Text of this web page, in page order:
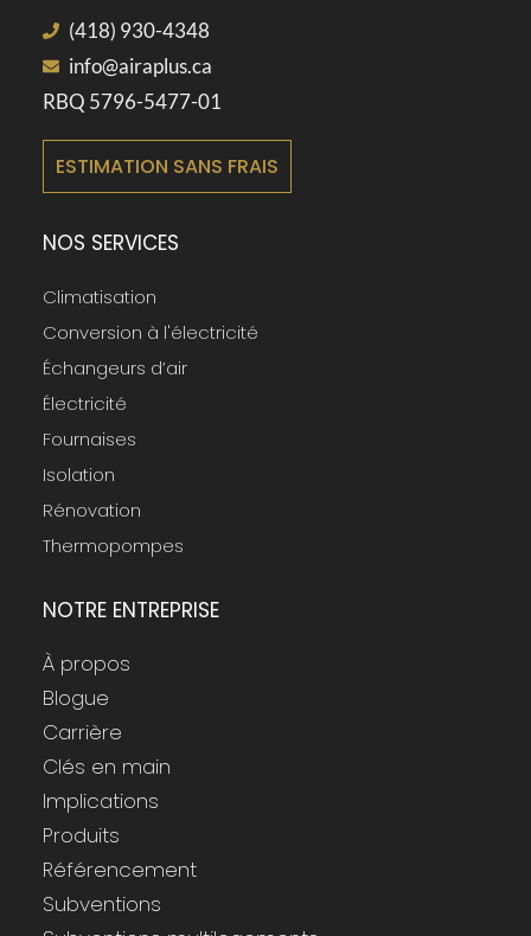
(418) 930-4348
info@airaplus.ca
RBQ 5796-5477-01
ESTIMATION SANS FRAIS
NOS SERVICES
Climatisation
Conversion à l'électricité
Échangeurs d’air
Électricité
Fournaises
Isolation
Rénovation
Thermopompes
NOTRE ENTREPRISE
À propos
Blogue
Carrière
Clés en main
Implications
Produits
Référencement
Subventions